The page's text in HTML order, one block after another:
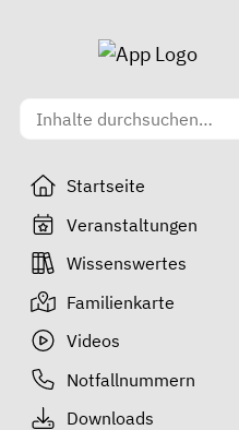
Startseite
Veranstaltungen
Wissenswertes
Familienkarte
Videos
Notfallnummern
Downloads